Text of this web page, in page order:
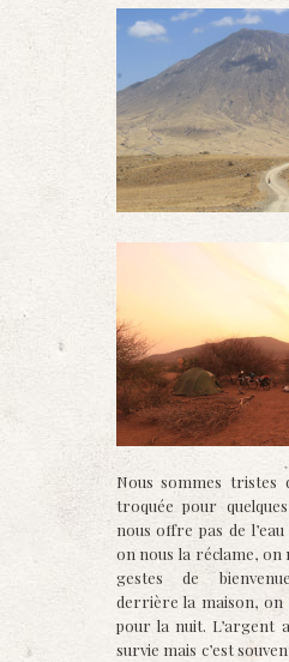
Nous sommes tristes
troquée pour
nous offre pas de
on nous la réclame, on
gestes de
derrière la maison, on
pour la nuit. L’argent
survie mais c’est